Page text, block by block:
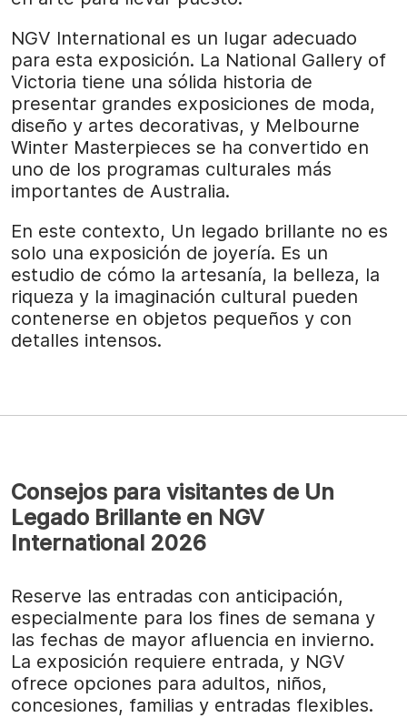
NGV International es un lugar adecuado
para esta exposición. La National Gallery of
Victoria tiene una sólida historia de
presentar grandes exposiciones de moda,
diseño y artes decorativas, y Melbourne
Winter Masterpieces se ha convertido en
uno de los programas culturales más
importantes de Australia.
En este contexto, Un legado brillante no es
solo una exposición de joyería. Es un
estudio de cómo la artesanía, la belleza, la
riqueza y la imaginación cultural pueden
contenerse en objetos pequeños y con
detalles intensos.
Consejos para visitantes de Un
Legado Brillante en NGV
International 2026
Reserve las entradas con anticipación,
especialmente para los fines de semana y
las fechas de mayor afluencia en invierno.
La exposición requiere entrada, y NGV
ofrece opciones para adultos, niños,
concesiones, familias y entradas flexibles.